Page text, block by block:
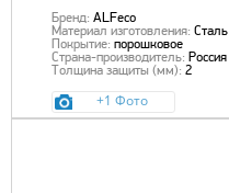
Бренд: ALFeco
Материал изготовления: Сталь
Покрытие: порошковое
Страна-производитель: Россия
Толщина защиты (мм): 2
+1 Фото